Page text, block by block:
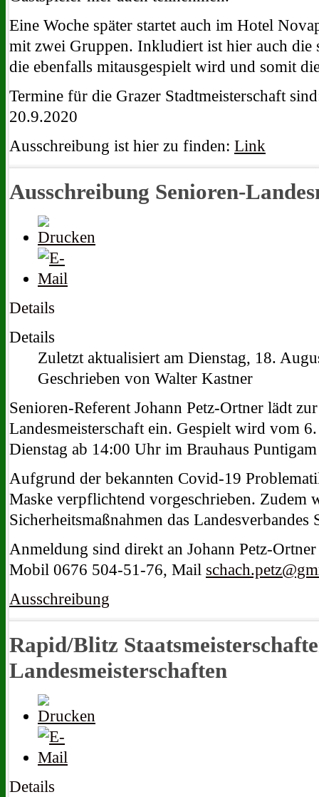
Eine Woche später startet auch im Hotel
mit zwei Gruppen. Inkludiert ist hier auch die
die ebenfalls mitausgespielt wird und somit
Termine für die Grazer Stadtmeisterschaft
20.9.2020
Ausschreibung ist hier zu finden: Link
Ausschreibung Senioren-
Details
Details
Zuletzt aktualisiert am Dienstag, 18.
Geschrieben von Walter Kastner
Senioren-Referent Johann Petz-Ortner lädt
Landesmeisterschaft ein. Gespielt wird vom
Dienstag ab 14:00 Uhr im Brauhaus
Aufgrund der bekannten Covid-19
Maske verpflichtend vorgeschrieben. Zudem
Sicherheitsmaßnahmen das Landesverbandes
Anmeldung sind direkt an Johann Petz-
Mobil 0676 504-51-76, Mail
Ausschreibung
Rapid/Blitz
Landesmeisterschaften
Details